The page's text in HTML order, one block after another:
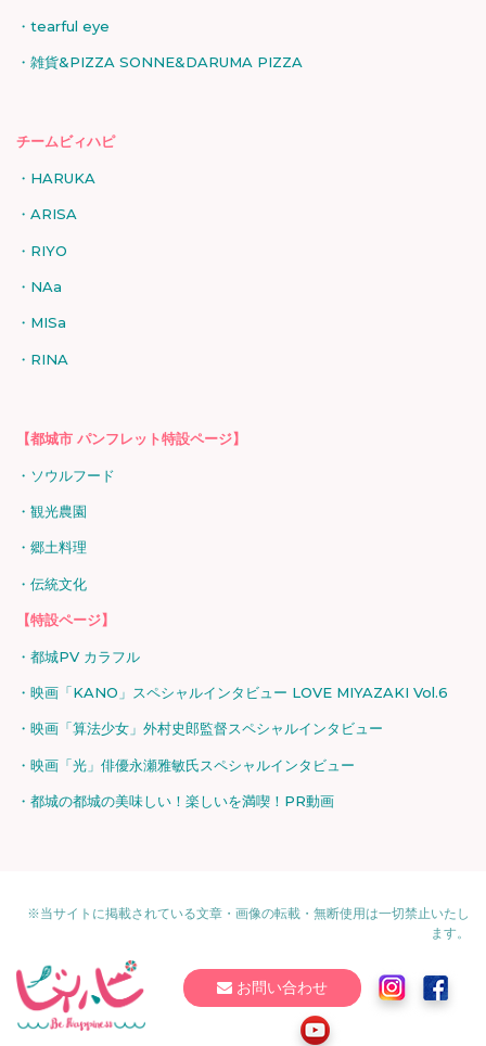
tearful eye
雑貨&PIZZA SONNE&DARUMA PIZZA
チームビィハピ
HARUKA
ARISA
RIYO
NAa
MISa
RINA
【都城市 パンフレット特設ページ】
ソウルフード
観光農園
郷土料理
伝統文化
【特設ページ】
都城PV カラフル
映画「KANO」スペシャルインタビュー LOVE MIYAZAKI Vol.6
映画「算法少女」外村史郎監督スペシャルインタビュー
映画「光」俳優永瀬雅敏氏スペシャルインタビュー
都城の都城の美味しい！楽しいを満喫！PR動画
※当サイトに掲載されている文章・画像の転載・無断使用は一切禁止いたし
ます。
お問い合わせ